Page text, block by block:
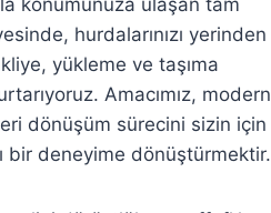
konumunuza ulaşan tam
hurdalarınızı yerinden
yükleme ve taşıma
Amacımız, modern
dönüşüm sürecini sizin için
bir deneyime dönüştürmektir.